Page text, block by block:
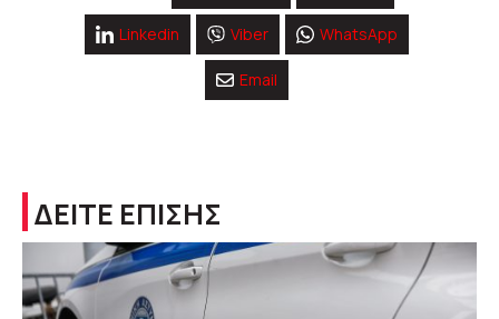
Linkedin Viber WhatsApp
Email
ΔΕΙΤΕ ΕΠΙΣΗΣ